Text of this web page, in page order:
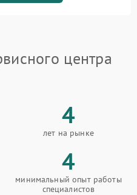
центра
4
лет на рынке
4
минимальный опыт работы
специалистов